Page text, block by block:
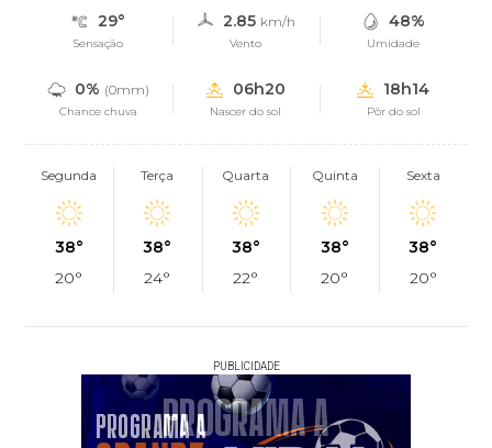
29°
Sensação
2.85 km/h
Vento
48%
Umidade
0% (0mm)
Chance chuva
06h20
Nascer do sol
18h14
Pôr do sol
Segunda
38°
20°
Terça
38°
24°
Quarta
38°
22°
Quinta
38°
20°
Sexta
38°
20°
PUBLICIDADE